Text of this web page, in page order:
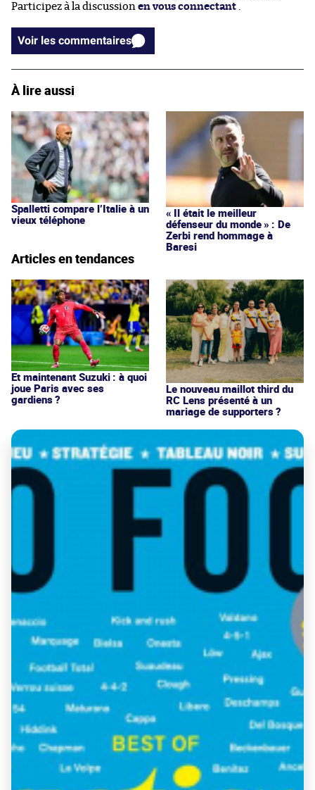
Participez à la discussion en vous connectant
Voir les commentaires
À lire aussi
Spalletti compare l’Italie à un
vieux téléphone
« Il était le meilleur
défenseur du monde » : De
Zerbi rend hommage à
Baresi
Articles en tendances
Et maintenant Suzuki : à quoi
joue Paris avec ses
gardiens ?
Le nouveau maillot third du
RC Lens présenté à un
mariage de supporters ?